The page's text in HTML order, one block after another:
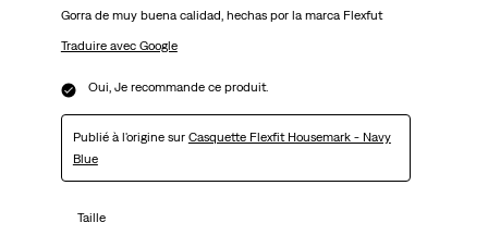
Gorra de muy buena calidad, hechas por la marca Flexfut
Traduire avec Google
Oui, Je recommande ce produit.
Publié à l'origine sur Casquette Flexfit Housemark - Navy
Blue
Taille